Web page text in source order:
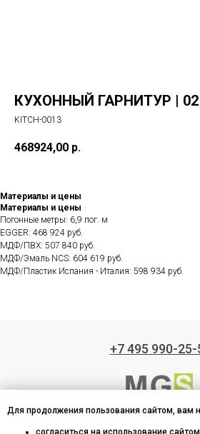
КУХОННЫЙ ГАРНИТУР | 02
KITCH-0013
468924,00 р.
Материалы и цены
Материалы и цены
Погонные метры: 6,9 пог. м
EGGER: 468 924 руб.
МДФ/ПВХ: 507 840 руб.
МДФ/Эмаль NCS: 604 619 руб.
МДФ/Пластик Испания - Италия: 598 934 руб.
Производство кухонь
+7 495 990-25-
Для продолжения пользования сайтом, вам